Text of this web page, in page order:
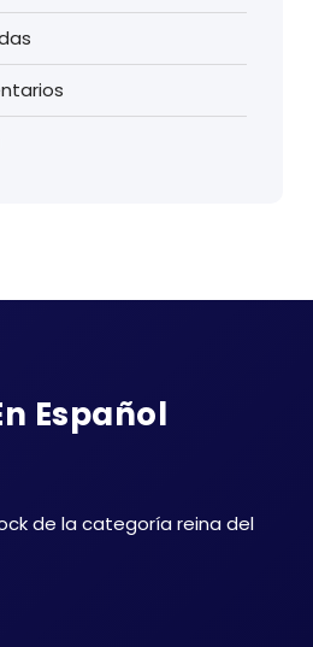
Español
de la categoría reina del